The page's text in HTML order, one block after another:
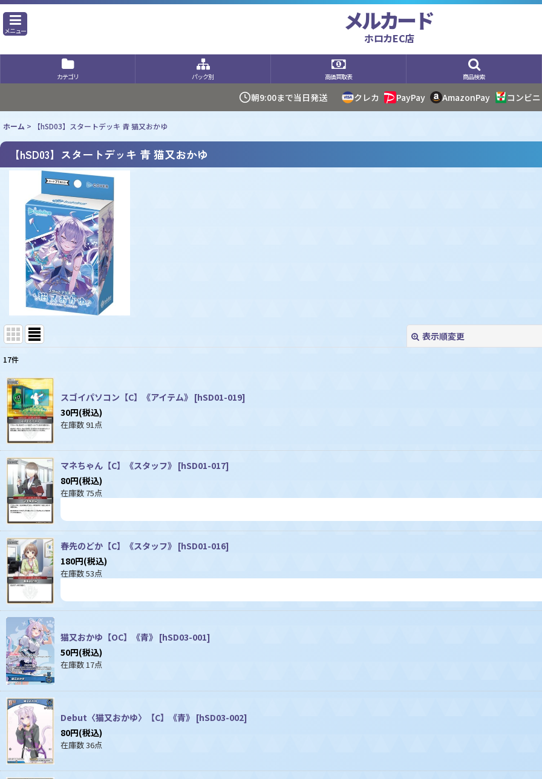
メニュー メルカード
ホロカEC店
カテゴリ パック別 高価買取表 商品検索
朝9:00まで当日発送 クレカ PayPay AmazonPay コンビニ
ホーム > 【hSD03】スタートデッキ 青 猫又おかゆ
【hSD03】スタートデッキ 青 猫又おかゆ
表示順変更
並び順:
17件
スゴイパソコン【C】《アイテム》 [hSD01-019]
30円(税込)
在庫数 91点
マネちゃん【C】《スタッフ》 [hSD01-017]
80円(税込)
在庫数 75点
春先のどか【C】《スタッフ》 [hSD01-016]
180円(税込)
在庫数 53点
猫又おかゆ【OC】《青》 [hSD03-001]
50円(税込)
在庫数 17点
Debut〈猫又おかゆ〉【C】《青》 [hSD03-002]
80円(税込)
在庫数 36点